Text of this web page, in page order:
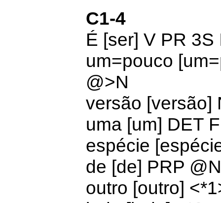
C1-4
É [ser] V PR 3S
um=pouco
@>N
versão [versão]
uma [um] DET
espécie
de [de] PRP
outro [outro]